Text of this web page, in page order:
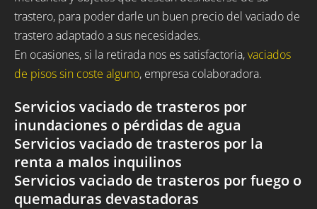
trastero, para poder darle un buen precio del vaciado de
trastero adaptado a sus necesidades.
En ocasiones, si la retirada nos es satisfactoria,vaciados
de pisos sin coste alguno, empresa colaboradora.
Servicios vaciado de trasteros por
inundaciones o pérdidas de agua
Servicios vaciado de trasteros por la
renta a malos inquilinos
Servicios vaciado de trasteros por fuego o
quemaduras devastadoras